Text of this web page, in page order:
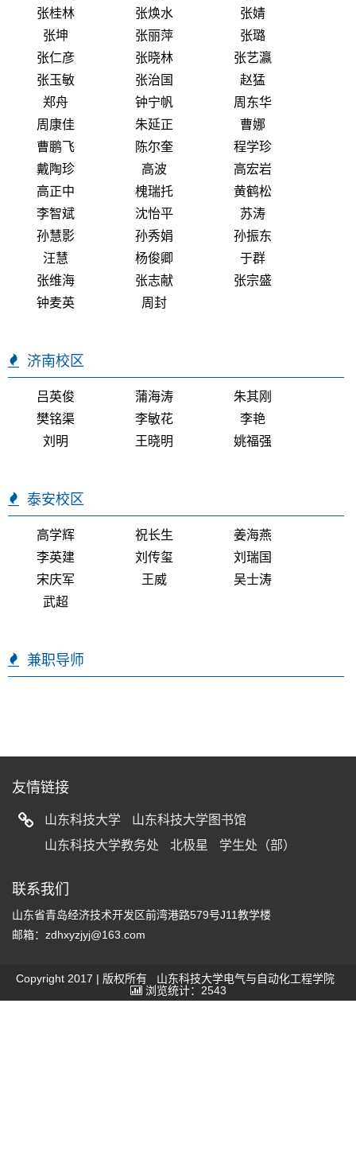
张桂林
张焕水
张婧
张坤
张丽萍
张璐
张仁彦
张晓林
张艺瀛
张玉敏
张治国
赵猛
郑舟
钟宁帆
周东华
周康佳
朱延正
曹娜
曹鹏飞
陈尔奎
程学珍
戴陶珍
高波
高宏岩
高正中
槐瑞托
黄鹤松
李智斌
沈怡平
苏涛
孙慧影
孙秀娟
孙振东
汪慧
杨俊卿
于群
张维海
张志献
张宗盛
钟麦英
周封
济南校区
吕英俊 蒲海涛
朱其刚
樊铭渠
李敏花
李艳
刘明
王晓明 姚福强
泰安校区
高学辉 祝长生
姜海燕
李英建
刘传玺
刘瑞国
宋庆军
王威
吴士涛
武超
兼职导师
友情链接
山东科技大学
山东科技大学图书馆
山东科技大学教务处
北极星 学生处（部）
联系我们
山东省青岛经济技术开发区前湾港路579号J11教学楼
邮箱：zdhxyzjyj@163.com
Copyright 2017 | 版权所有 山东科技大学电气与自动化工程学院
浏览统计：2543